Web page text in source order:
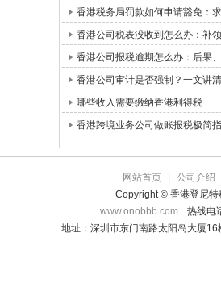
香港税务局罚款如何申请豁免：
香港公司税表没收到怎么办：补
香港公司报税逾期怎么办：后果
香港公司审计是否强制？一文讲清
哪些收入需要缴纳香港利得税
香港跨境业务公司做账报税极简
网站首页
公司介绍
Copyright © 香港登尼特
www.onobbb.com
热线电
地址：深圳市东门南路太阳岛大厦